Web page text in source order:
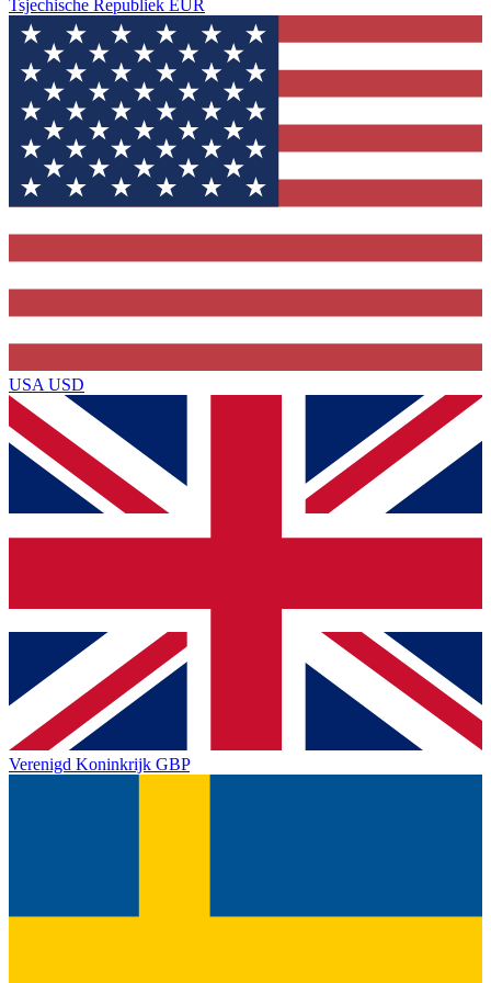
Tsjechische Republiek EUR
USA USD
Verenigd Koninkrijk GBP